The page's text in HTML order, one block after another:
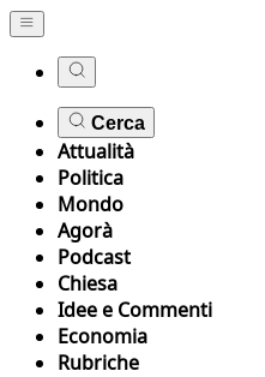
Cerca
Attualità
Politica
Mondo
Agorà
Podcast
Chiesa
Idee e Commenti
Economia
Rubriche